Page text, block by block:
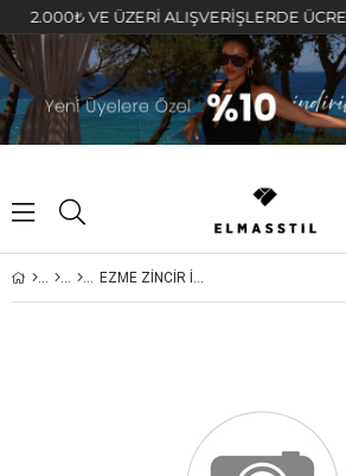
VE ÜZERİ ALIŞVERİŞLERDE ÜCRETSİZ
EZME ZİNCİR İKİLİ BİLEZİK